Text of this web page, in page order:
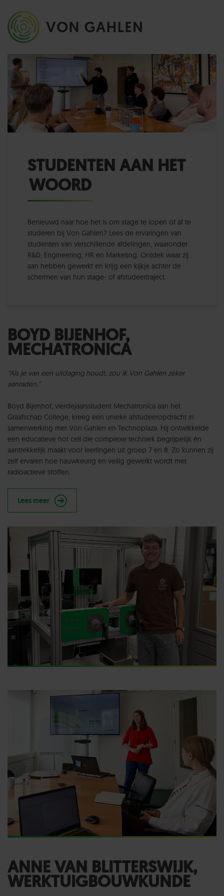
STUDENTEN AAN HET
WOORD
Benieuwd naar hoe het is om stage te lopen of af te
studeren bij Von Gahlen? Lees de ervaringen van
studenten van verschillende afdelingen, waaronder
R&D, Engineering, HR en Marketing. Ontdek waar zij
aan hebben gewerkt en krijg een kijkje achter de
schermen van hun stage- of afstudeertraject.
BOYD BIJENHOF,
MECHATRONICA
“Als je van een uitdaging houdt, zou ik Von Gahlen zeker
aanraden.“
Boyd Bijenhof, vierdejaarsstudent Mechatronica aan het
Graafschap College, kreeg een unieke afstudeeropdracht in
samenwerking met Von Gahlen en Technoplaza. Hij ontwikkelde
een educatieve hot cell die complexe techniek begrijpelijk én
aantrekkelijk maakt voor leerlingen uit groep 7 en 8. Zo kunnen zij
zelf ervaren hoe nauwkeurig en veilig gewerkt wordt met
radioactieve stoffen.
Lees meer
ANNE VAN BLITTERSWIJK,
WERKTUIGBOUWKUNDE